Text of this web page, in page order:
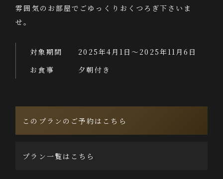
雰囲気のお部屋でごゆっくりおくつろぎ下さいま
せ。
対象期間
2025年4月1日～2025年11月6日
お食事
夕朝付き
このプランのご予約はこちら
プラン一覧はこちら